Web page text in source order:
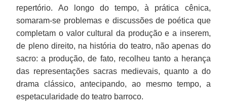
repertório. Ao longo do tempo, à prática cênica,
somaram-se problemas e discussões de poética que
completam o valor cultural da produção e a inserem,
de pleno direito, na história do teatro, não apenas do
sacro: a produção, de fato, recolheu tanto a herança
das representações sacras medievais, quanto a do
drama clássico, antecipando, ao mesmo tempo, a
espetacularidade do teatro barroco.